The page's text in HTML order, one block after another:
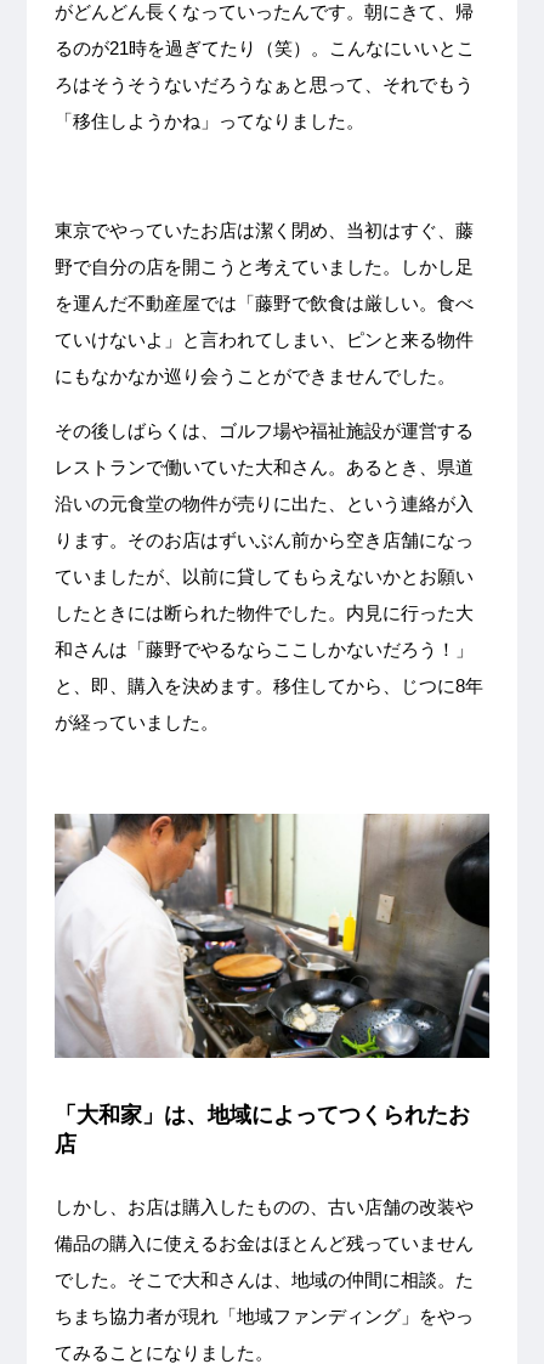
がどんどん長くなっていったんです。朝にきて、帰
るのが21時を過ぎてたり（笑）。こんなにいいとこ
ろはそうそうないだろうなぁと思って、それでもう
「移住しようかね」ってなりました。
東京でやっていたお店は潔く閉め、当初はすぐ、藤
野で自分の店を開こうと考えていました。しかし足
を運んだ不動産屋では「藤野で飲食は厳しい。食べ
ていけないよ」と言われてしまい、ピンと来る物件
にもなかなか巡り会うことができませんでした。
その後しばらくは、ゴルフ場や福祉施設が運営する
レストランで働いていた大和さん。あるとき、県道
沿いの元食堂の物件が売りに出た、という連絡が入
ります。そのお店はずいぶん前から空き店舗になっ
ていましたが、以前に貸してもらえないかとお願い
したときには断られた物件でした。内見に行った大
和さんは「藤野でやるならここしかないだろう！」
と、即、購入を決めます。移住してから、じつに8年
が経っていました。
「大和家」は、地域によってつくられたお
店
しかし、お店は購入したものの、古い店舗の改装や
備品の購入に使えるお金はほとんど残っていません
でした。そこで大和さんは、地域の仲間に相談。た
ちまち協力者が現れ「地域ファンディング」をやっ
てみることになりました。